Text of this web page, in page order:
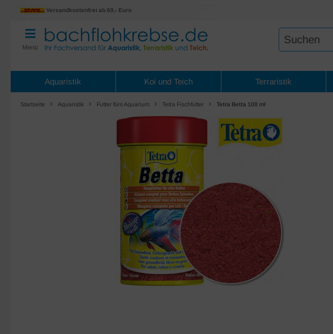
Versandkostenfrei ab 69,- Euro
Menü
Aquaristik Koi und Teich Terraristik
Startseite Aquaristik Futter fürs Aquarium Tetra Fischfutter Tetra Betta 100 ml